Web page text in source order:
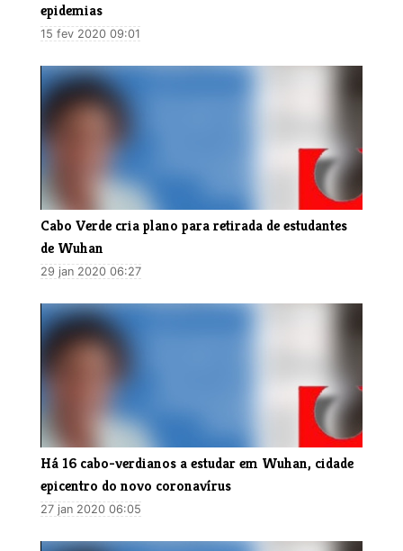
epidemias
15 fev 2020 09:01
Cabo Verde cria plano para retirada de estudantes
de Wuhan
29 jan 2020 06:27
Há 16 cabo-verdianos a estudar em Wuhan, cidade
epicentro do novo coronavírus
27 jan 2020 06:05